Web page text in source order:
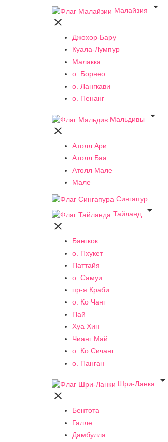
Малайзия


Джохор-Бару
Куала-Лумпур
Малакка
о. Борнео
о. Лангкави
о. Пенанг
Мальдивы


Атолл Ари
Атолл Баа
Атолл Мале
Мале
Сингапур
Тайланд


Бангкок
о. Пхукет
Паттайя
о. Самуи
пр-я Краби
о. Ко Чанг
Пай
Хуа Хин
Чианг Май
о. Ко Сичанг
о. Панган
Шри-Ланка


Бентота
Галле
Дамбулла